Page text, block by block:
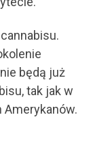
będą już
tak jak w